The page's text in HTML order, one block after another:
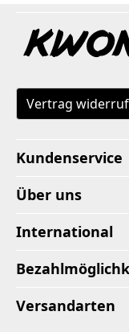
Vertrag
Kundenservice
Über uns
International
Versandarten